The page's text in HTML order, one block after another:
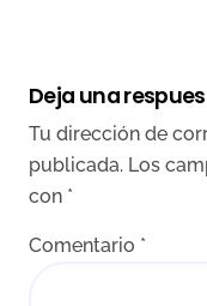
Deja una
Tu dirección de
publicada. Los
con *
Comentario *